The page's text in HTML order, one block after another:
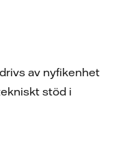
av nyfikenhet
stöd i